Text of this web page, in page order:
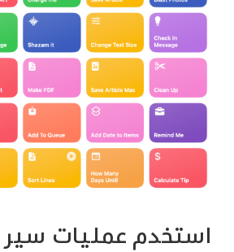
استخدم عمليات